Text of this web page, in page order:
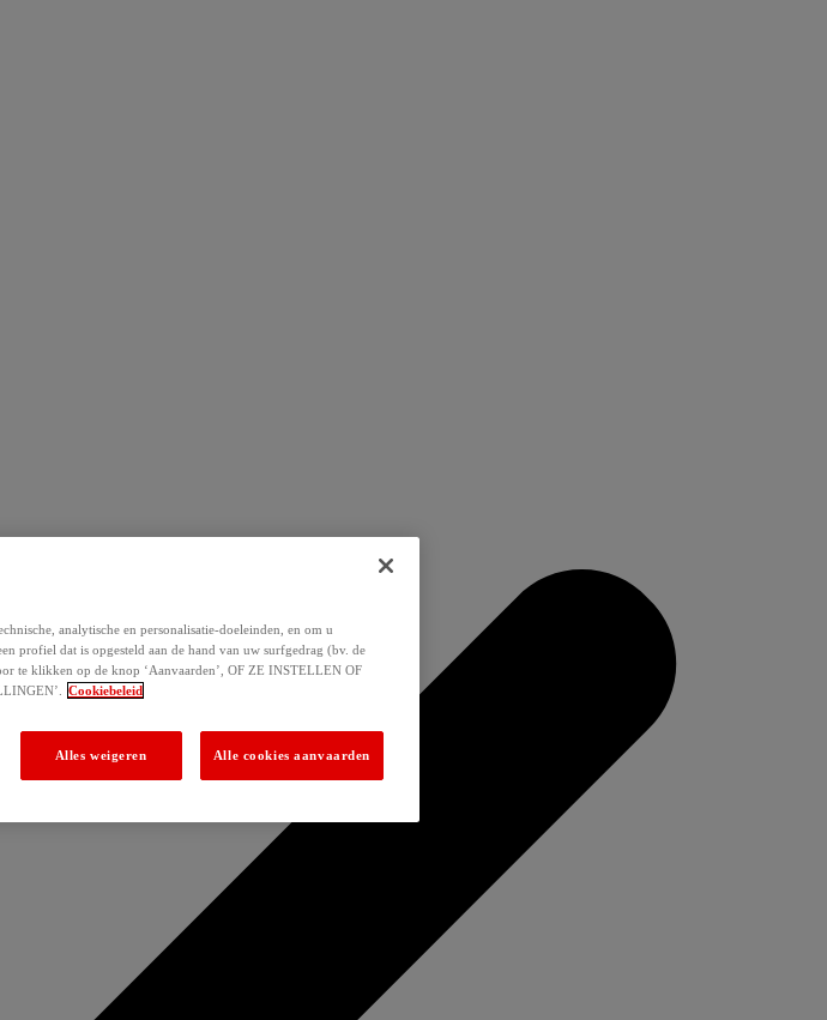
analytische en personalisatie-doeleinden, en om u
profiel dat is opgesteld aan de hand van uw surfgedrag (bv. de
te klikken op de knop ‘Aanvaarden’, OF ZE INSTELLEN OF
Cookiebeleid
Alles weigeren Alle cookies aanvaarden